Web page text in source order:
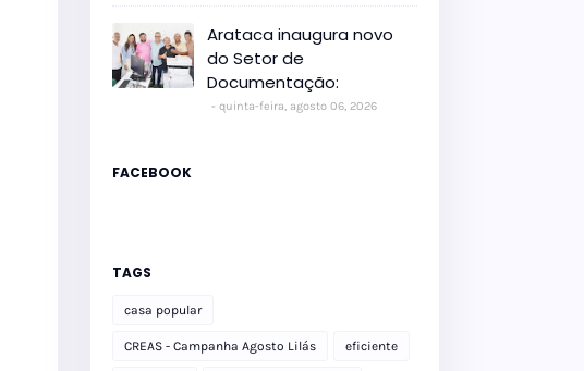
Arataca inaugura novo
do Setor de
Documentação:
quinta-feira, agosto 06, 2026
FACEBOOK
TAGS
casa popular
CREAS - Campanha Agosto Lilás eficiente